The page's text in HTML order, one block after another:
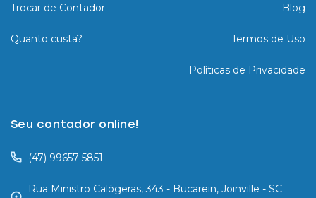
Trocar de Contador
Quanto custa?
Blog
Termos de Uso
Políticas de Privacidade
Seu contador online!
(47) 99657-5851
Rua Ministro Calógeras, 343 - Bucarein, Joinville - SC